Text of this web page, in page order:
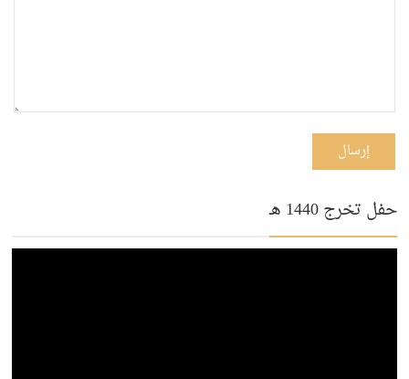
إرسال
حفل تخرج 1440 هـ